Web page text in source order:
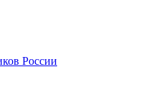
России